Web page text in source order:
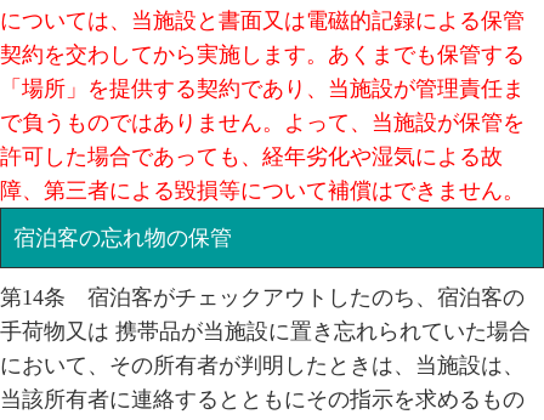
については、当施設と書面又は電磁的記録による保管
契約を交わしてから実施します。あくまでも保管する
「場所」を提供する契約であり、当施設が管理責任ま
で負うものではありません。よって、当施設が保管を
許可した場合であっても、経年劣化や湿気による故
障、第三者による毀損等について補償はできません。
宿泊客の忘れ物の保管
第14条 宿泊客がチェックアウトしたのち、宿泊客の
手荷物又は 携帯品が当施設に置き忘れられていた場合
において、その所有者が判明したときは、当施設は、
当該所有者に連絡するとともにその指示を求めるもの